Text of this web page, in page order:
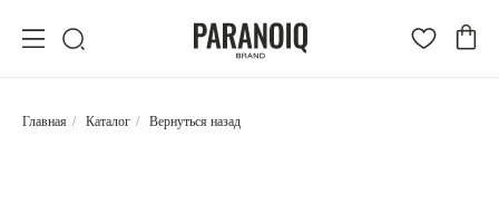
Главная / Каталог / Вернуться назад